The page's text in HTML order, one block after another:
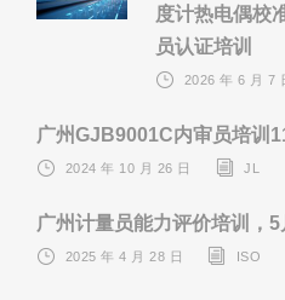
度计热电偶校
员认证培训
2026 年 6 月 7
广州GJB9001C内审员培训
2024 年 10 月 26 日 JL
广州计量员能力评价培训，
2025 年 4 月 28 日 ISO